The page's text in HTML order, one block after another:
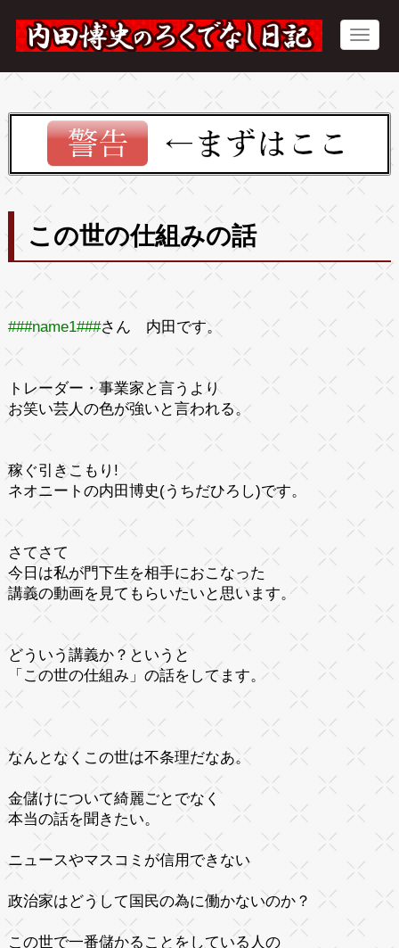
この世の仕組みの話
###name1###さん 内田です。
トレーダー・事業家と言うより
お笑い芸人の色が強いと言われる。
稼ぐ引きこもり!
ネオニートの内田博史(うちだひろし)です。
さてさて
今日は私が門下生を相手におこなった
講義の動画を見てもらいたいと思います。
どういう講義か？というと
「この世の仕組み」の話をしてます。
なんとなくこの世は不条理だなあ。
金儲けについて綺麗ごとでなく
本当の話を聞きたい。
ニュースやマスコミが信用できない
政治家はどうして国民の為に働かないのか？
この世で一番儲かることをしている人の